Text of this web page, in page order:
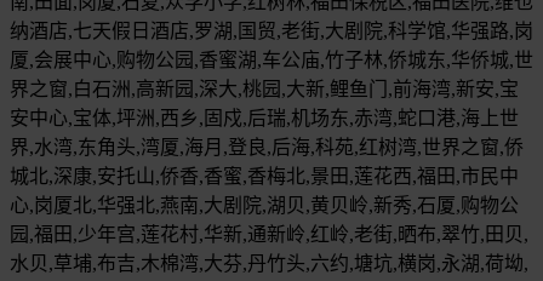
纳酒店,七天假日酒店,罗湖,国贸,老街,大剧院,科学馆,华强路,岗
厦,会展中心,购物公园,香蜜湖,车公庙,竹子林,侨城东,华侨城,世
界之窗,白石洲,高新园,深大,桃园,大新,鲤鱼门,前海湾,新安,宝
安中心,宝体,坪洲,西乡,固戍,后瑞,机场东,赤湾,蛇口港,海上世
界,水湾,东角头,湾厦,海月,登良,后海,科苑,红树湾,世界之窗,侨
城北,深康,安托山,侨香,香蜜,香梅北,景田,莲花西,福田,市民中
心,岗厦北,华强北,燕南,大剧院,湖贝,黄贝岭,新秀,石厦,购物公
园,福田,少年宫,莲花村,华新,通新岭,红岭,老街,晒布,翠竹,田贝,
水贝,草埔,布吉,木棉湾,大芬,丹竹头,六约,塘坑,横岗,永湖,荷坳,